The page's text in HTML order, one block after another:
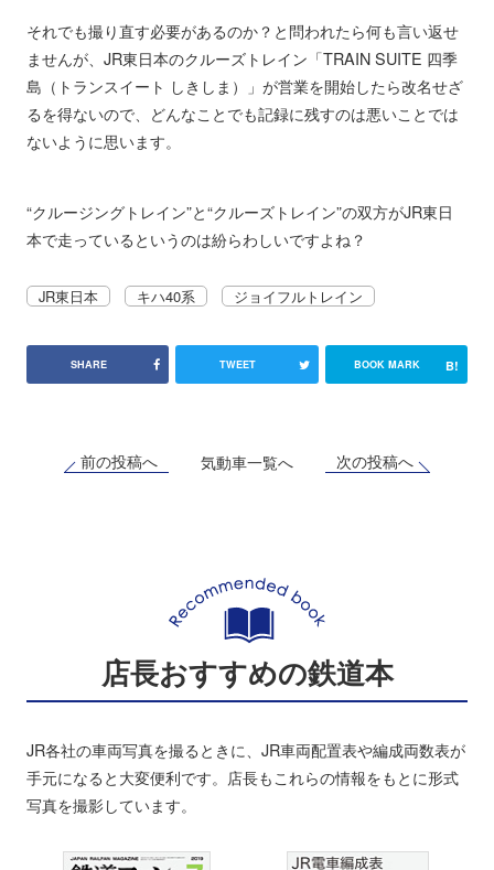
それでも撮り直す必要があるのか？と問われたら何も言い返せ
ませんが、JR東日本のクルーズトレイン「TRAIN SUITE 四季
島（トランスイート しきしま）」が営業を開始したら改名せざ
るを得ないので、どんなことでも記録に残すのは悪いことでは
ないように思います。
“クルージングトレイン”と“クルーズトレイン”の双方がJR東日
本で走っているというのは紛らわしいですよね？
JR東日本 キハ40系 ジョイフルトレイン
SHARE TWEET BOOK MARK B!
前の投稿へ 気動車一覧へ 次の投稿へ
店長おすすめの鉄道本
JR各社の車両写真を撮るときに、JR車両配置表や編成両数表が
手元になると大変便利です。店長もこれらの情報をもとに形式
写真を撮影しています。